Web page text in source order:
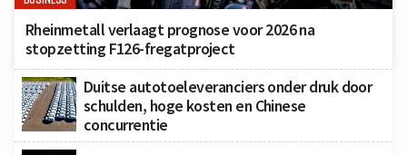
Rheinmetall verlaagt prognose voor 2026 na
stopzetting F126-fregatproject
Duitse autotoeleveranciers onder druk door
schulden, hoge kosten en Chinese
concurrentie